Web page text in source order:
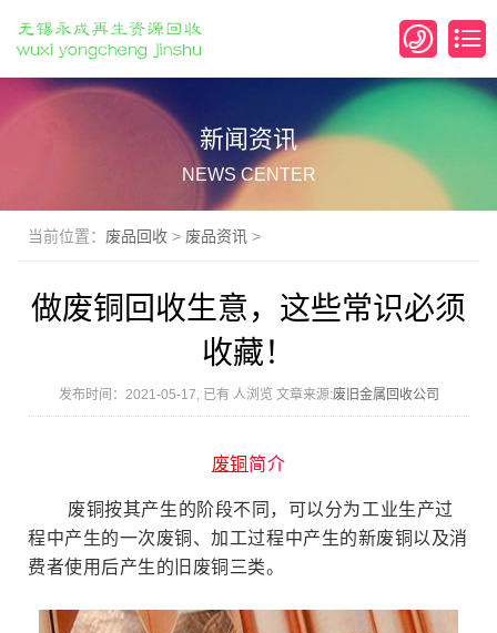
新闻资讯
NEWS CENTER
当前位置： 废品回收 > 废品资讯 >
做废铜回收生意，这些常识必须
收藏！
发布时间：2021-05-17, 已有 人浏览 文章来源:废旧金属回收公司
废铜 简介
废铜按其产生的阶段不同，可以分为工业生产过
程中产生的一次废铜、加工过程中产生的新废铜以及消
费者使用后产生的旧废铜三类。